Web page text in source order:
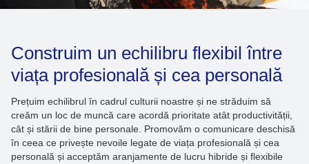
Construim un echilibru flexibil între
viața profesională și cea personală
Prețuim echilibrul în cadrul culturii noastre și ne străduim să
creăm un loc de muncă care acordă prioritate atât productivității,
cât și stării de bine personale. Promovăm o comunicare deschisă
în ceea ce privește nevoile legate de viața profesională și cea
personală și acceptăm aranjamente de lucru hibride și flexibile